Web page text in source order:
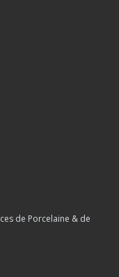
de Porcelaine & de